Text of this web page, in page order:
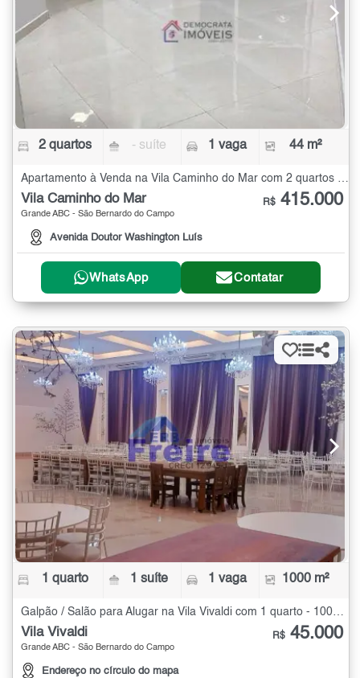
2 quartos - suíte 1 vaga 44 m²
Apartamento à Venda na Vila Caminho do Mar com 2 quartos - 44 m²
Vila Caminho do Mar
Grande ABC - São Bernardo do Campo
Avenida Doutor Washington Luís
R$ 415.000
WhatsApp Contatar
1 quarto 1 suíte 1 vaga 1000 m²
Galpão / Salão para Alugar na Vila Vivaldi com 1 quarto - 1000 m²
Vila Vivaldi
Grande ABC - São Bernardo do Campo
Endereço no círculo do mapa
R$ 45.000